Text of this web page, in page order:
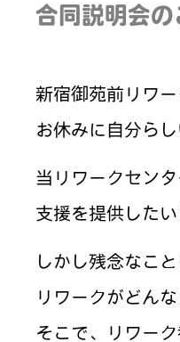
合同説明会の
新宿御苑前リワ
お休みに自分ら
当リワークセン
支援を提供したい
しかし残念なこ
リワークがどん
そこで、リワー